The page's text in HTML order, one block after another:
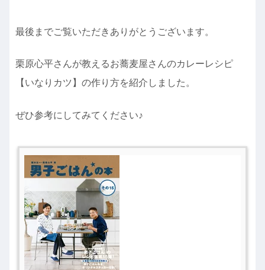
最後までご覧いただきありがとうございます。
栗原心平さんが教えるお蕎麦屋さんのカレーレシピ
【いなりカツ】の作り方を紹介しました。
ぜひ参考にしてみてください♪